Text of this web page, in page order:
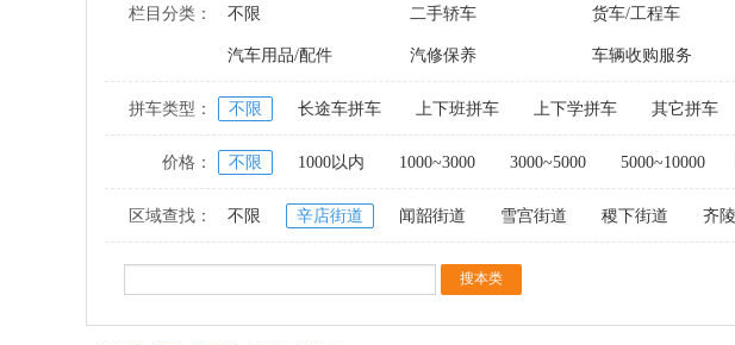
栏目分类： 不限 二手轿车 货车/工程车
汽车用品/配件 汽修保养 车辆收购服务
拼车类型： 不限 长途车拼车 上下班拼车 上下学拼车 其它拼车
价格： 不限 1000以内 1000~3000 3000~5000 5000~10000
区域查找： 不限 辛店街道 闻韶街道 雪宫街道 稷下街道 齐